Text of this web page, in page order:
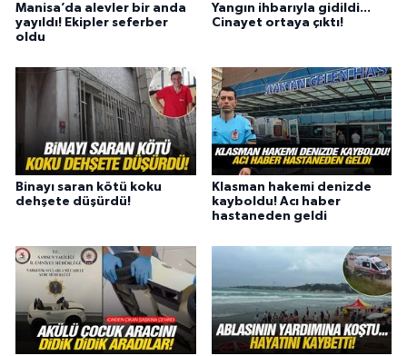
Manisa’da alevler bir anda
yayıldı! Ekipler seferber
oldu
Yangın ihbarıyla gidildi...
Cinayet ortaya çıktı!
Binayı saran kötü koku
dehşete düşürdü!
Klasman hakemi denizde
kayboldu! Acı haber
hastaneden geldi